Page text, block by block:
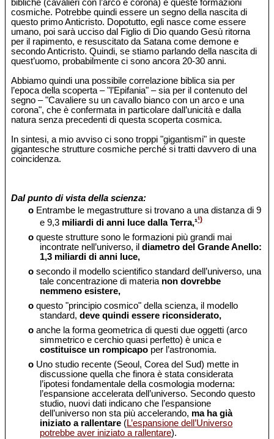
bibliche (cavalieri con l’arco e corona) e queste formazioni
cosmiche. Potrebbe quindi essere un segno della nascita di
questo primo Anticristo. Dopotutto, egli nasce come essere
umano, poi sarà ucciso dal Figlio di Dio quando Gesù ritorna
per il rapimento, e resuscitato da Satana come demone e
secondo Anticristo. Quindi, se stiamo parlando della nascita di
quest’uomo, probabilmente ci sono ancora 20-30 anni.
Abbiamo quindi una possibile correlazione biblica sia per
l’epoca della scoperta – "l’Epifania" – sia per il contenuto del
segno – "Cavaliere su un cavallo bianco con un arco e una
corona", che è confermata in particolare dall’unicità e dalla
natura senza precedenti di questa scoperta cosmica.
In sintesi, a mio avviso ci sono troppi "gigantismi" in queste
gigantesche strutture cosmiche perché si tratti davvero di una
coincidenza.
Dal punto di vista della scienza:
o Entrambe le megastrutture si trovano a una distanza di 9
e 9,3 miliardi di anni luce dalla Terra,¹¹)
o queste strutture sono le formazioni più grandi mai
incontrate nell’universo, ildiametro del Grande Anello:
1,3 miliardi di anni luce,
o secondo il modello scientifico standard dell’universo, una
tale concentrazione di materia non dovrebbe
nemmeno esistere,
o questo "principio cosmico" della scienza, il modello
standard,deve quindi essere riconsiderato,
o anche la forma geometrica di questi due oggetti (arco
simmetrico e cerchio quasi perfetto) è unica e
costituisce un rompicapo per l’astronomia.
o Uno studio recente (Seoul, Corea del Sud) mette in
discussione quella che finora è stata considerata
l’ipotesi fondamentale della cosmologia moderna:
l’espansione accelerata dell’universo. Secondo questo
studio, nuovi dati indicano che l’espansione
dell’universo non sta più accelerando, ma ha già
iniziato a rallentare (L’espansione dell’Universo
potrebbe aver iniziato a rallentare).